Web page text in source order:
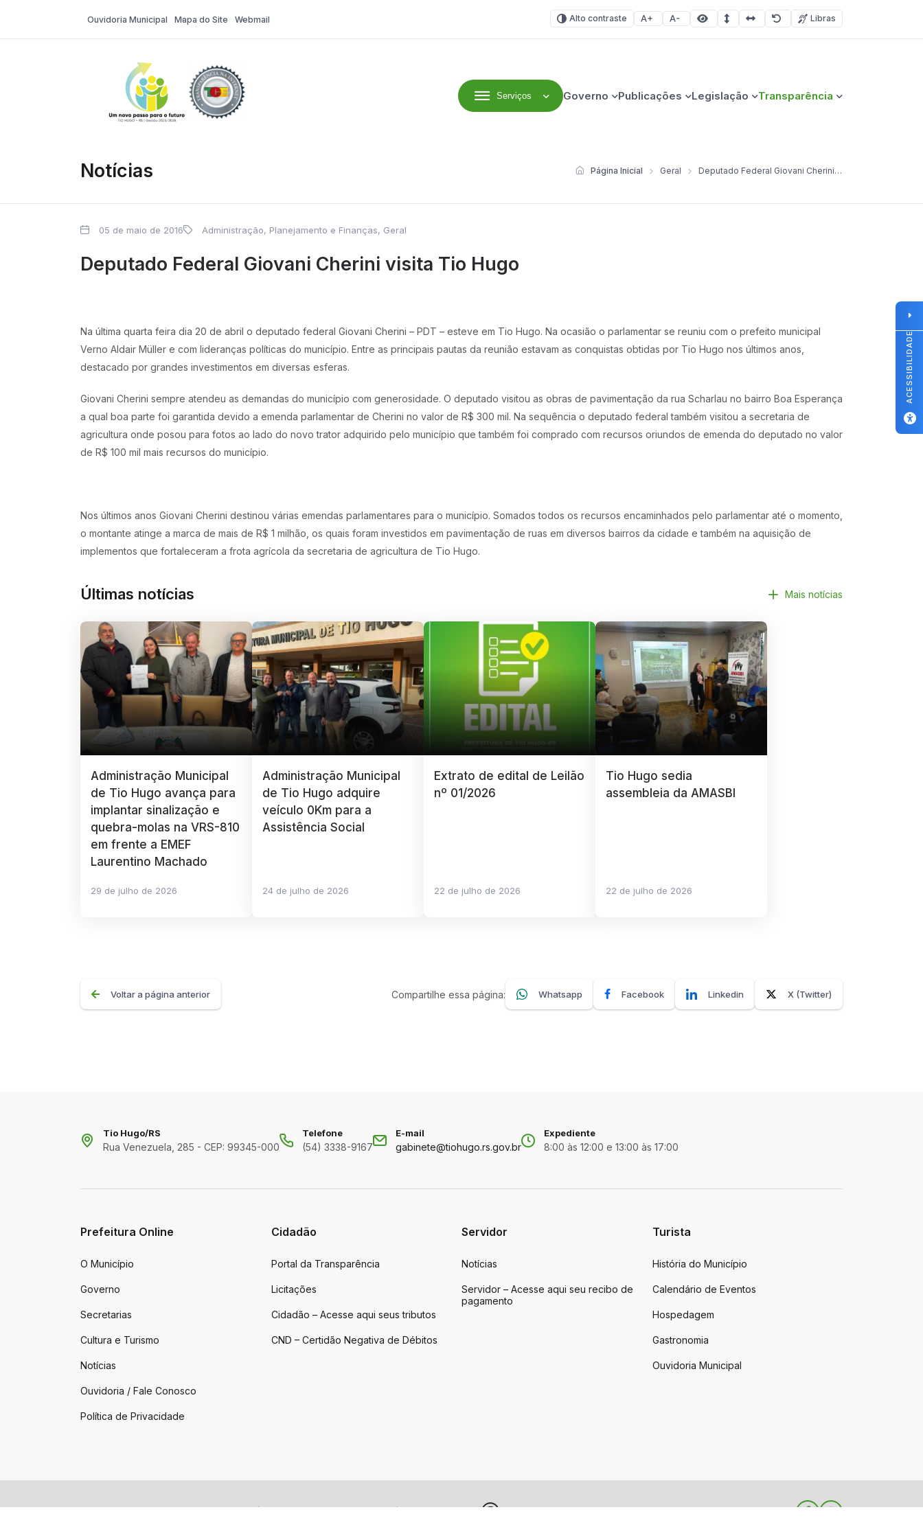
Ouvidoria Municipal Mapa do Site Webmail Alto contraste Aumentar fonte
Diminuir fonteÁrea selecionada
Espaçamento de linha
Espaço dos caracteres
RedefinirLibras
Serviços Governo Publicações Legislação Transparência
Notícias Página Inicial Geral Deputado Federal Giovani Cherini visita Tio Hugo
05 de maio de 2016 Administração, Planejamento e Finanças, Geral
Deputado Federal Giovani Cherini visita Tio Hugo
Na última quarta feira dia 20 de abril o deputado federal Giovani Cherini – PDT – esteve em Tio Hugo. Na ocasião o parlamentar se reuniu com o prefeito municipal
Verno Aldair Müller e com lideranças políticas do município. Entre as principais pautas da reunião estavam as conquistas obtidas por Tio Hugo nos últimos anos,
destacado por grandes investimentos em diversas esferas.
Giovani Cherini sempre atendeu as demandas do município com generosidade. O deputado visitou as obras de pavimentação da rua Scharlau no bairro Boa Esperança
a qual boa parte foi garantida devido a emenda parlamentar de Cherini no valor de R$ 300 mil. Na sequência o deputado federal também visitou a secretaria de
agricultura onde posou para fotos ao lado do novo trator adquirido pelo município que também foi comprado com recursos oriundos de emenda do deputado no valor
de R$ 100 mil mais recursos do município.
Nos últimos anos Giovani Cherini destinou várias emendas parlamentares para o município. Somados todos os recursos encaminhados pelo parlamentar até o momento,
o montante atinge a marca de mais de R$ 1 milhão, os quais foram investidos em pavimentação de ruas em diversos bairros da cidade e também na aquisição de
implementos que fortaleceram a frota agrícola da secretaria de agricultura de Tio Hugo.
Últimas notícias Mais notícias
Administração Municipal
de Tio Hugo avança para
implantar sinalização e
quebra-molas na VRS-810
em frente a EMEF
Laurentino Machado
29 de julho de 2026
Administração Municipal
de Tio Hugo adquire
veículo 0Km para a
Assistência Social
24 de julho de 2026
Extrato de edital de Leilão
nº 01/2026
22 de julho de 2026
Tio Hugo sedia
assembleia da AMASBI
22 de julho de 2026
Voltar a página anterior Compartilhe essa página: Whatsapp Facebook Linkedin X (Twitter)
Tio Hugo/RS
Rua Venezuela, 285 - CEP: 99345-000
Telefone
(54) 3338-9167
E-mail
gabinete@tiohugo.rs.gov.br
Expediente
8:00 às 12:00 e 13:00 às 17:00
Prefeitura Online
O Município
Governo
Secretarias
Cultura e Turismo
Notícias
Ouvidoria / Fale Conosco
Política de Privacidade
Cidadão
Portal da Transparência
Licitações
Cidadão – Acesse aqui seus tributos
CND – Certidão Negativa de Débitos
Servidor
Notícias
Servidor – Acesse aqui seu recibo de
pagamento
Turista
História do Município
Calendário de Eventos
Hospedagem
Gastronomia
Ouvidoria Municipal
ACESSIBILIDADE